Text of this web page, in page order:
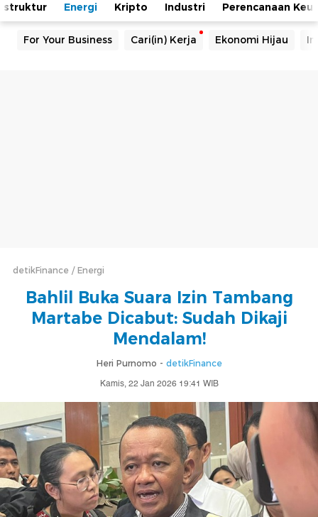
Energi Kripto Industri Perencanaan
For Your Business Cari(in) Kerja Ekonomi Hijau
detikFinance Energi
Bahlil Buka Suara Izin Tambang
Martabe Dicabut: Sudah Dikaji
Mendalam!
Heri Purnomo - detikFinance
Kamis, 22 Jan 2026 19:41 WIB